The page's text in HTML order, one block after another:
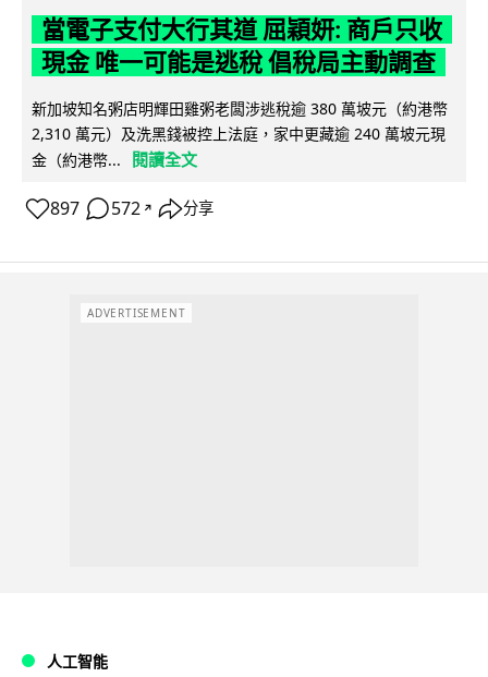
當電子支付大行其道 屈穎妍: 商戶只收
現金 唯一可能是逃稅 倡稅局主動調查
新加坡知名粥店明輝田雞粥老闆涉逃稅逾 380 萬坡元（約港幣
2,310 萬元）及洗黑錢被控上法庭，家中更藏逾 240 萬坡元現
金（約港幣...
閱讀全文
897 572 ↗ 分享
ADVERTISEMENT
人工智能